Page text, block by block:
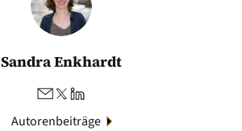
Sandra Enkhardt
Autorenbeiträge